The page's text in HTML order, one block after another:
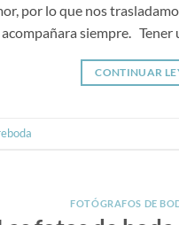
por lo que nos
siempre.
CONTINUAR
FOTÓGRAFOS DE